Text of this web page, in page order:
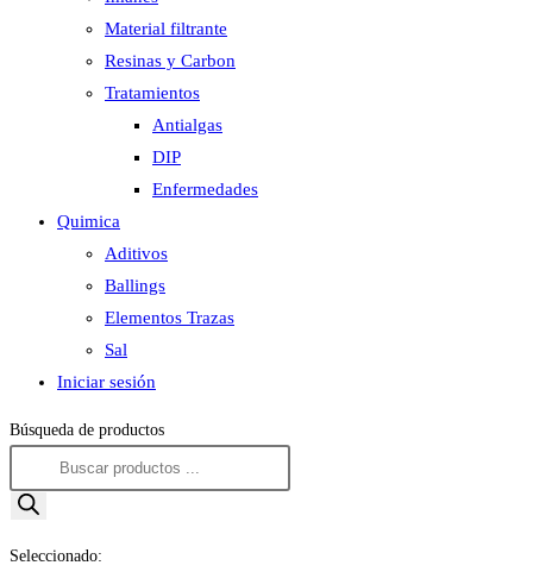
Material filtrante
Resinas y Carbon
Tratamientos
Antialgas
DIP
Enfermedades
Quimica
Aditivos
Ballings
Elementos Trazas
Sal
Iniciar sesión
Búsqueda de productos
Seleccionado: